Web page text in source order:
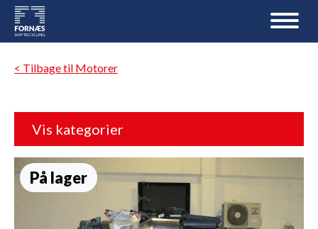
< Tilbage til Motorer
Vis kategorier
På lager